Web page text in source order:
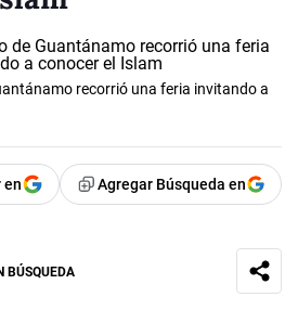
recorrió una feria invitando a
en Agregar Búsqueda en
BÚSQUEDA